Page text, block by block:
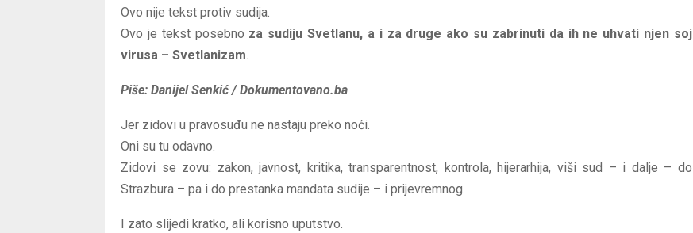
Ovo nije tekst protiv sudija.
Ovo je tekst posebno za sudiju Svetlanu, a i za druge ako su zabrinuti da ih ne uhvati njen soj
virusa – Svetlanizam.
Piše: Danijel Senkić / Dokumentovano.ba
Jer zidovi u pravosuđu ne nastaju preko noći.
Oni su tu odavno.
Zidovi se zovu: zakon, javnost, kritika, transparentnost, kontrola, hijerarhija, viši sud – i dalje – do
Strazbura – pa i do prestanka mandata sudije – i prijevremnog.
I zato slijedi kratko, ali korisno uputstvo.